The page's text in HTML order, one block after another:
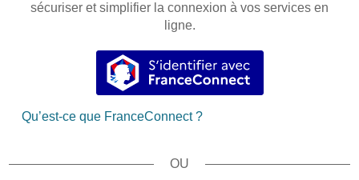
sécuriser et simplifier la connexion à vos services en
ligne.
S’identifier avec
Qu’est-ce que FranceConnect ?